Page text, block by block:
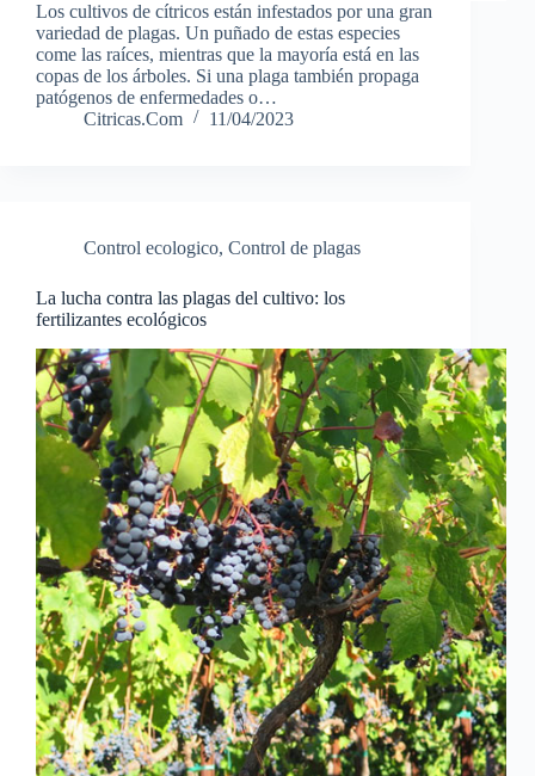
Los cultivos de cítricos están infestados por una gran
variedad de plagas. Un puñado de estas especies
come las raíces, mientras que la mayoría está en las
copas de los árboles. Si una plaga también propaga
patógenos de enfermedades o…
Citricas.Com
11/04/2023
Control ecologico, Control de plagas
La lucha contra las plagas del cultivo: los
fertilizantes ecológicos